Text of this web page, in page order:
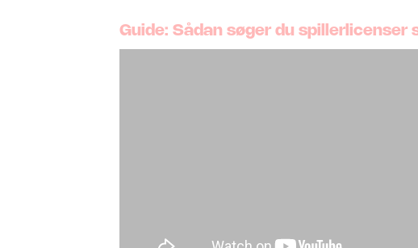
Guide: Sådan søger du spillerlicenser